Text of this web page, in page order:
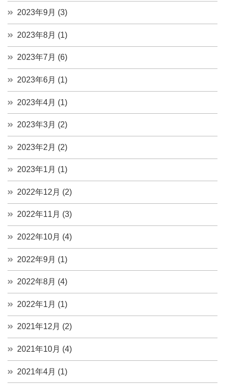
2023年9月 (3)
2023年8月 (1)
2023年7月 (6)
2023年6月 (1)
2023年4月 (1)
2023年3月 (2)
2023年2月 (2)
2023年1月 (1)
2022年12月 (2)
2022年11月 (3)
2022年10月 (4)
2022年9月 (1)
2022年8月 (4)
2022年1月 (1)
2021年12月 (2)
2021年10月 (4)
2021年4月 (1)